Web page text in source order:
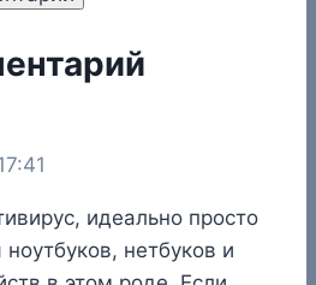
идеально просто
нетбуков и